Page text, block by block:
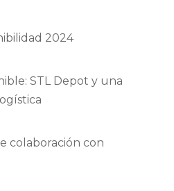
2024
STL Depot y una
colaboración con